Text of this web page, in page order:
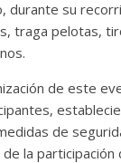
durante su
traga pelotas,
de este
de
la